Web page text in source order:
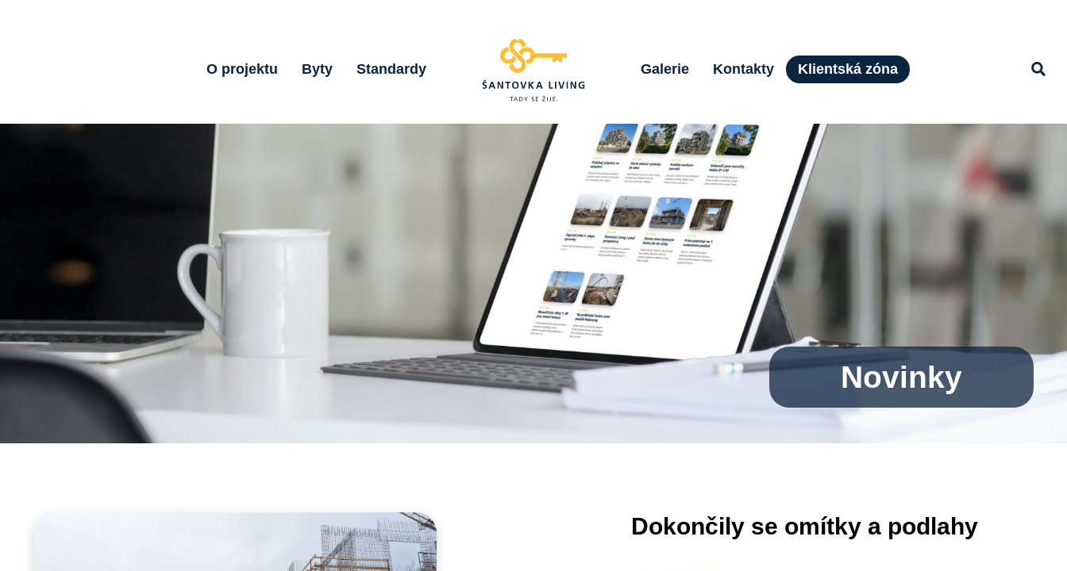
O projektu Byty Standardy Galerie Kontakty Klientská zóna
Novinky
Dokončily se omítky a podlahy